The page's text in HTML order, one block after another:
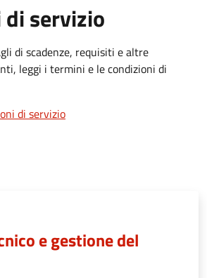
servizio
di scadenze, requisiti e altre
leggi i termini e le condizioni di
di servizio
e gestione del